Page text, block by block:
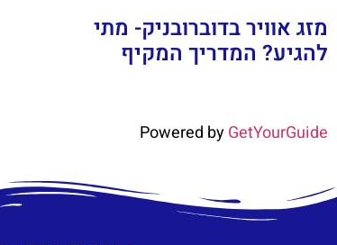
מזג אוויר בדוברובניק- מתי
להגיע? המדריך המקיף
Powered byGetYourGuide